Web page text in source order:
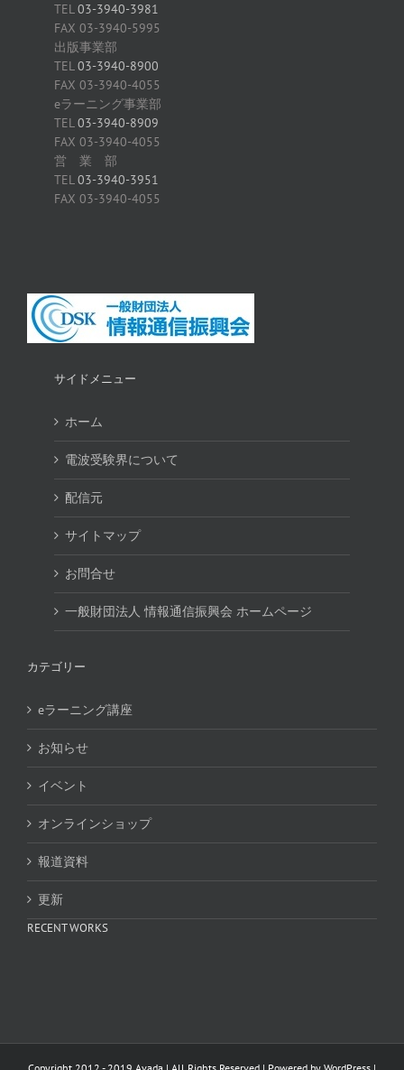
TEL03-3940-3981
FAX 03-3940-5995
出版事業部
TEL03-3940-8900
FAX 03-3940-4055
eラーニング事業部
TEL03-3940-8909
FAX 03-3940-4055
営 業 部
TEL03-3940-3951
FAX 03-3940-4055
サイドメニュー
ホーム
電波受験界について
配信元
サイトマップ
お問合せ
一般財団法人 情報通信振興会 ホームページ
カテゴリー
eラーニング講座
お知らせ
イベント
オンラインショップ
報道資料
更新
RECENT WORKS